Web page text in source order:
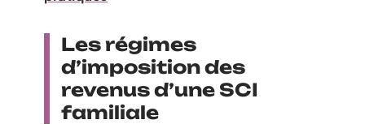
Les régimes
d’imposition des
revenus d’une SCI
familiale